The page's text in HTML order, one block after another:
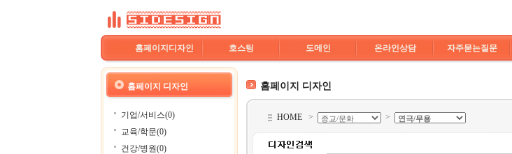
홈페이지디자인 호스팅 도메인 온라인상담 자주묻는질문
홈페이지 디자인
기업/서비스(0)
교육/학문(0)
건강/병원(0)
홈페이지 디자인
HOME > >